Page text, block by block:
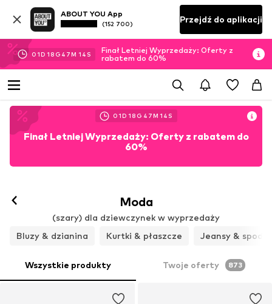
ABOUT YOU App
(152 700) Przejdź do aplikacji
01D 18 G 47M 13 S
Finał Letniej Wyprzedaży: Oferty z
rabatem do 60%
01D 18 G 47M 13 S
Finał Letniej Wyprzedaży: Oferty z rabatem do
60%
Moda
(szary) dla dziewczynek w wyprzedaży
Bluzy & dzianina
Kurtki & płaszcze Jeansy &
Wszystkie produkty Twoje oferty 873